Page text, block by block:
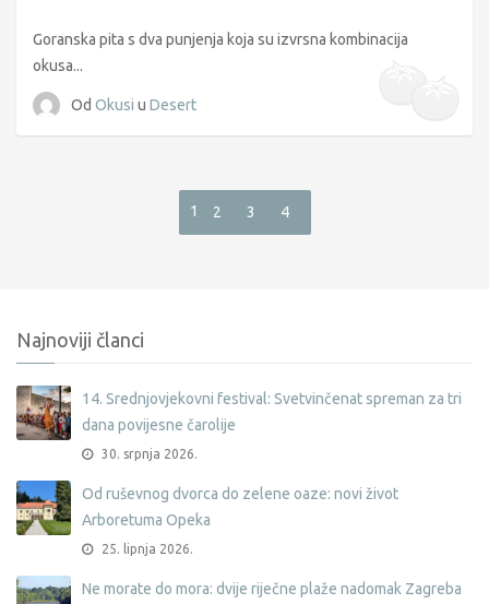
Goranska pita s dva punjenja koja su izvrsna kombinacija
okusa...
Od Okusi u Desert
1 2 3 4
Najnoviji članci
14. Srednjovjekovni festival: Svetvinčenat spreman za tri
dana povijesne čarolije
30. srpnja 2026.
Od ruševnog dvorca do zelene oaze: novi život
Arboretuma Opeka
25. lipnja 2026.
Ne morate do mora: dvije riječne plaže nadomak Zagreba